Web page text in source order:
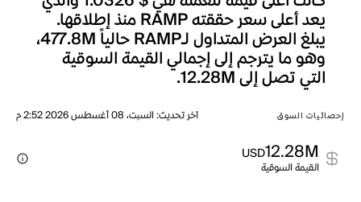
يعد أعلى سعر حققته RAMP منذ إطلاقها.
يبلغ العرض المتداول لـRAMP حالياً 477.8M،
وهو ما يترجم إلى إجمالي القيمة السوقية
التي تصل إلى 12.28M.
إحصائيات السوق آخر تحديث:السبت، 08 أغسطس 2026 2:52 م
12.28M
USD
القيمة السوقية